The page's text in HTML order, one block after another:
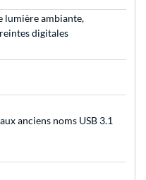
lumière ambiante,
digitales
anciens noms USB 3.1